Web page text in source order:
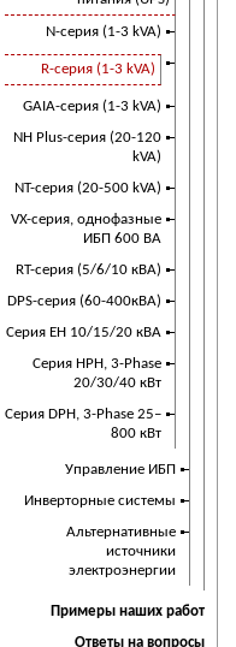
N-серия (1-3 kVA)
R-серия (1-3 kVA)
GAIA-серия (1-3 kVA)
NH Plus-серия (20-120
kVA)
NT-серия (20-500 kVA)
VX-серия, однофазные
ИБП 600 ВА
RT-серия (5/6/10 кВА)
DPS-серия (60-400кВА)
Серия EH 10/15/20 кВА
Серия HPH, 3-Phase
20/30/40 кВт
Серия DPH, 3-Phase 25–
800 кВт
Управление ИБП
Инверторные системы
Альтернативные
источники
электроэнергии
Примеры наших работ
Ответы на вопросы